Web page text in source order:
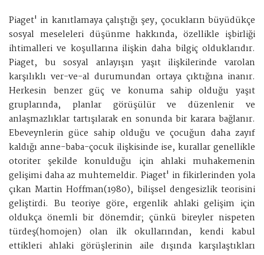
Piaget' in kanıtlamaya çalıştığı şey, çocukların büyüdükçe
sosyal meseleleri düşünme hakkında, özellikle işbirliği
ihtimalleri ve koşullarına ilişkin daha bilgiç olduklarıdır.
Piaget, bu sosyal anlayışın yaşıt ilişkilerinde varolan
karşılıklı ver-ve-al durumundan ortaya çıktığına inanır.
Herkesin benzer güç ve konuma sahip olduğu yaşıt
gruplarında, planlar görüşülür ve düzenlenir ve
anlaşmazlıklar tartışılarak en sonunda bir karara bağlanır.
Ebeveynlerin güce sahip olduğu ve çocuğun daha zayıf
kaldığı anne-baba-çocuk ilişkisinde ise, kurallar genellikle
otoriter şekilde konulduğu için ahlaki muhakemenin
gelişimi daha az muhtemeldir. Piaget' in fikirlerinden yola
çıkan Martin Hoffman(1980), bilişsel dengesizlik teorisini
geliştirdi. Bu teoriye göre, ergenlik ahlaki gelişim için
oldukça önemli bir dönemdir; çünkü bireyler nispeten
türdeş(homojen) olan ilk okullarından, kendi kabul
ettikleri ahlaki görüşlerinin aile dışında karşılaştıkları